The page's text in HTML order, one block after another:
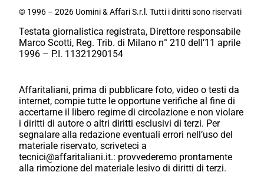
© 1996 – 2026 Uomini & Affari S.r.l. Tutti i diritti sono riservati
Testata giornalistica registrata, Direttore responsabile
Marco Scotti, Reg. Trib. di Milano n° 210 dell’11 aprile
1996 – P.I. 11321290154
Affaritaliani, prima di pubblicare foto, video o testi da
internet, compie tutte le opportune verifiche al fine di
accertarne il libero regime di circolazione e non violare
i diritti di autore o altri diritti esclusivi di terzi. Per
segnalare alla redazione eventuali errori nell’uso del
materiale riservato, scriveteci a
tecnici@affaritaliani.it.: provvederemo prontamente
alla rimozione del materiale lesivo di diritti di terzi.